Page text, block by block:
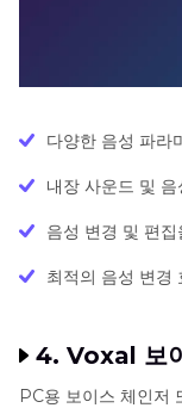
다양한 음성 파라
내장 사운드 및 음
음성 변경 및 편
최적의 음성 변경
4. Voxal 보
PC용 보이스 체인저